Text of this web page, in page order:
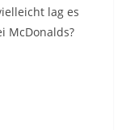
lag es
McDonalds?